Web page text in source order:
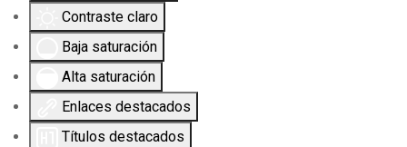
Contraste claro
Baja saturación
Alta saturación
Enlaces destacados
Títulos destacados